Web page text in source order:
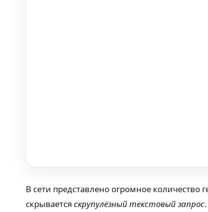
В сети представлено огромное
скрывается скрупулёзный текстовый запрос